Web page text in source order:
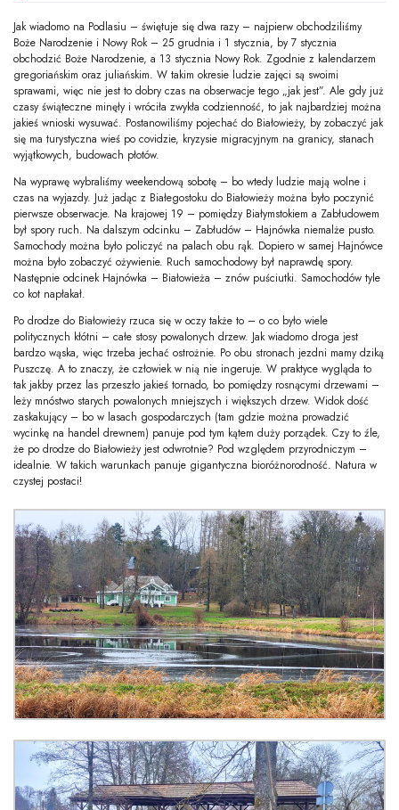
Jak wiadomo na Podlasiu – świętuje się dwa razy – najpierw obchodziliśmy
Boże Narodzenie i Nowy Rok – 25 grudnia i 1 stycznia, by 7 stycznia
obchodzić Boże Narodzenie, a 13 stycznia Nowy Rok. Zgodnie z kalendarzem
gregoriańskim oraz juliańskim. W takim okresie ludzie zajęci są swoimi
sprawami, więc nie jest to dobry czas na obserwacje tego „jak jest”. Ale gdy już
czasy świąteczne minęły i wróciła zwykła codzienność, to jak najbardziej można
jakieś wnioski wysuwać. Postanowiliśmy pojechać do Białowieży, by zobaczyć jak
się ma turystyczna wieś po covidzie, kryzysie migracyjnym na granicy, stanach
wyjątkowych, budowach płotów.
Na wyprawę wybraliśmy weekendową sobotę – bo wtedy ludzie mają wolne i
czas na wyjazdy. Już jadąc z Białegostoku do Białowieży można było poczynić
pierwsze obserwacje. Na krajowej 19 – pomiędzy Białymstokiem a Zabłudowem
był spory ruch. Na dalszym odcinku – Zabłudów – Hajnówka niemalże pusto.
Samochody można było policzyć na palach obu rąk. Dopiero w samej Hajnówce
można było zobaczyć ożywienie. Ruch samochodowy był naprawdę spory.
Następnie odcinek Hajnówka – Białowieża – znów puściutki. Samochodów tyle
co kot napłakał.
Po drodze do Białowieży rzuca się w oczy także to – o co było wiele
politycznych kłótni – całe stosy powalonych drzew. Jak wiadomo droga jest
bardzo wąska, więc trzeba jechać ostrożnie. Po obu stronach jezdni mamy dziką
Puszczę. A to znaczy, że człowiek w nią nie ingeruje. W praktyce wygląda to
tak jakby przez las przeszło jakieś tornado, bo pomiędzy rosnącymi drzewami –
leży mnóstwo starych powalonych mniejszych i większych drzew. Widok dość
zaskakujący – bo w lasach gospodarczych (tam gdzie można prowadzić
wycinkę na handel drewnem) panuje pod tym kątem duży porządek. Czy to źle,
że po drodze do Białowieży jest odwrotnie? Pod względem przyrodniczym –
idealnie. W takich warunkach panuje gigantyczna bioróżnorodność. Natura w
czystej postaci!